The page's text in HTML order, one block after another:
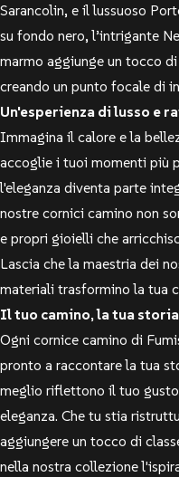
Sarancolin, e il lussuoso
su fondo nero, l’intrigante
marmo aggiunge un tocco
creando un punto focale di
Un'esperienza di lusso e
Immagina il calore e la
accoglie i tuoi momenti più
l'eleganza diventa parte
nostre cornici camino non
e propri gioielli che
Lascia che la maestria dei
materiali trasformino la tua
Il tuo camino, la tua storia
Ogni cornice camino di
pronto a raccontare la tua
meglio riflettono il tuo
eleganza. Che tu stia
aggiungere un tocco di
nella nostra collezione